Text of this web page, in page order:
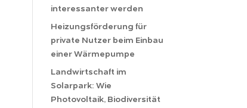
interessanter werden
Heizungsförderung für
private Nutzer beim Einbau
einer Wärmepumpe
Landwirtschaft im
Solarpark: Wie
Photovoltaik, Biodiversität